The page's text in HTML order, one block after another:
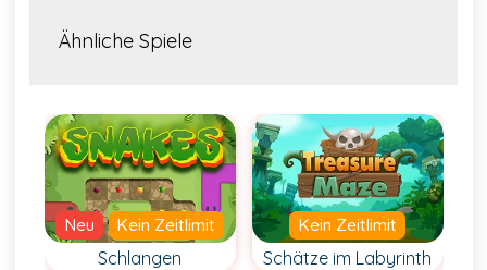
Ähnliche Spiele
Schlangen
Neu Kein Zeitlimit
Schätze im Labyrinth
Kein Zeitlimit